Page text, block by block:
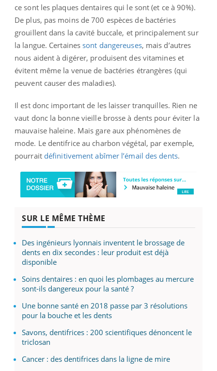
ce sont les plaques dentaires qui le sont (et ce à 90%).
De plus, pas moins de 700 espèces de bactéries
grouillent dans la cavité buccale, et principalement sur
la langue. Certaines sont dangereuses, mais d’autres
nous aident à digérer, produisent des vitamines et
évitent même la venue de bactéries étrangères (qui
peuvent causer des maladies).
Il est donc important de les laisser tranquilles. Rien ne
vaut donc la bonne vieille brosse à dents pour éviter la
mauvaise haleine. Mais gare aux phénomènes de
mode. Le dentifrice au charbon végétal, par exemple,
pourrait définitivement abîmer l’émail des dents.
SUR LE MÊME THÈME
Des ingénieurs lyonnais inventent le brossage de
dents en dix secondes : leur produit est déjà
disponible
Soins dentaires : en quoi les plombages au mercure
sont-ils dangereux pour la santé ?
Une bonne santé en 2018 passe par 3 résolutions
pour la bouche et les dents
Savons, dentifrices : 200 scientifiques dénoncent le
triclosan
Cancer : des dentifrices dans la ligne de mire